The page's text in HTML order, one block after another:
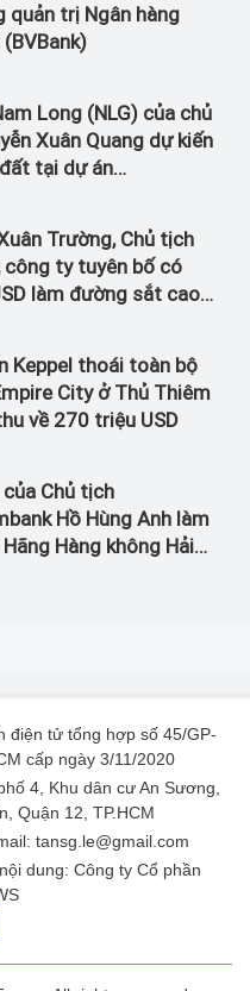
quản trị Ngân hàng
Long (NLG) của chủ
Xuân Quang dự kiến
tại dự án
Trường, Chủ tịch
công ty tuyên bố có
làm đường sắt cao
Keppel thoái toàn bộ
City ở Thủ Thiêm
về 270 triệu USD
của Chủ tịch
Hồ Hùng Anh làm
Hàng không Hải
điện tử tổng hợp số 45/GP-
cấp ngày 3/11/2020
4, Khu dân cư An Sương,
Quận 12, TP.HCM
tansg.le@gmail.com
dung: Công ty Cổ phần